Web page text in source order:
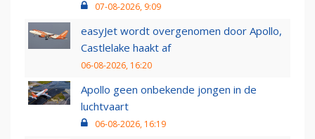
07-08-2026, 9:09
easyJet wordt overgenomen door Apollo,
Castlelake haakt af
06-08-2026, 16:20
Apollo geen onbekende jongen in de
luchtvaart
06-08-2026, 16:19